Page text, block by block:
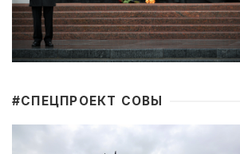
#CПЕЦПРОЕКТ СОВЫ